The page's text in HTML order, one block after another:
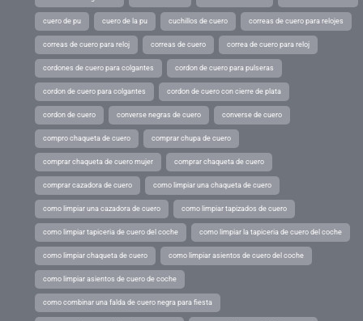
cuero de pu cuero de la pu cuchillos de cuero correas de cuero para relojes
correas de cuero para reloj correas de cuero correa de cuero para reloj
cordones de cuero para colgantes cordon de cuero para pulseras
cordon de cuero para colgantes cordon de cuero con cierre de plata
cordon de cuero converse negras de cuero converse de cuero
compro chaqueta de cuero comprar chupa de cuero
comprar chaqueta de cuero mujer comprar chaqueta de cuero
comprar cazadora de cuero como limpiar una chaqueta de cuero
como limpiar una cazadora de cuero como limpiar tapizados de cuero
como limpiar tapiceria de cuero del coche como limpiar la tapiceria de cuero del coche
como limpiar chaqueta de cuero como limpiar asientos de cuero del coche
como limpiar asientos de cuero de coche
como combinar una falda de cuero negra para fiesta